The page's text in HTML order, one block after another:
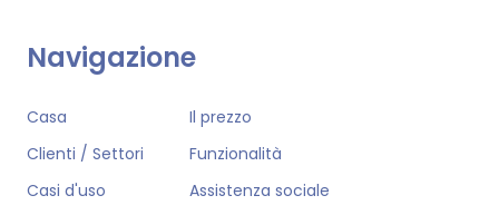
Navigazione
Casa
Il prezzo
Clienti / Settori
Funzionalità
Casi d'uso
Assistenza sociale